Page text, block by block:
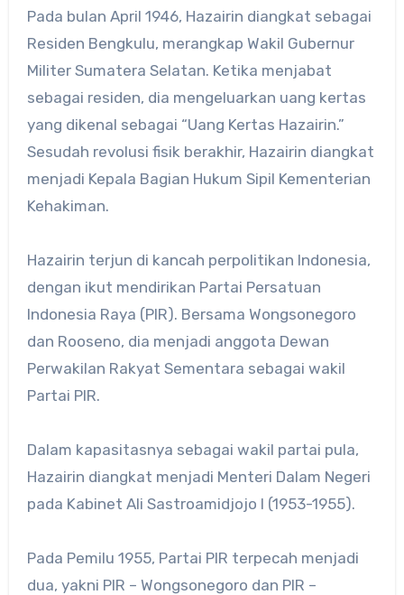
Pada bulan April 1946, Hazairin diangkat sebagai
Residen Bengkulu, merangkap Wakil Gubernur
Militer Sumatera Selatan. Ketika menjabat
sebagai residen, dia mengeluarkan uang kertas
yang dikenal sebagai “Uang Kertas Hazairin.”
Sesudah revolusi fisik berakhir, Hazairin diangkat
menjadi Kepala Bagian Hukum Sipil Kementerian
Kehakiman.
Hazairin terjun di kancah perpolitikan Indonesia,
dengan ikut mendirikan Partai Persatuan
Indonesia Raya (PIR). Bersama Wongsonegoro
dan Rooseno, dia menjadi anggota Dewan
Perwakilan Rakyat Sementara sebagai wakil
Partai PIR.
Dalam kapasitasnya sebagai wakil partai pula,
Hazairin diangkat menjadi Menteri Dalam Negeri
pada Kabinet Ali Sastroamidjojo I (1953-1955).
Pada Pemilu 1955, Partai PIR terpecah menjadi
dua, yakni PIR – Wongsonegoro dan PIR –